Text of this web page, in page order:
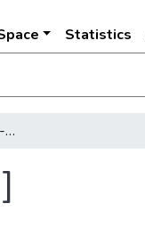
Statistics
[A Festetich-palota Zrínyi-utcai homlokzata]